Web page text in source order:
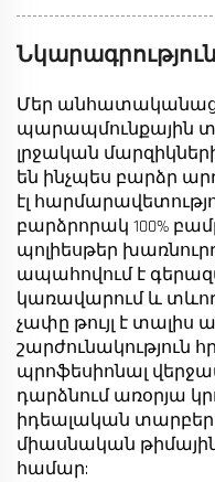
Նկարագրություն
Մեր
պարապմունքային
լրջական
են ինչպես բարձր
էլ
բարձրորակ 100%
պոլիեսթեր
ապահովում է
կառավարում և
չափը թույլ է տալիս
շարժունակություն
պրոֆեսիոնալ
դարձնում առօրյա
իդեալական
միասնական թիմային
համար: